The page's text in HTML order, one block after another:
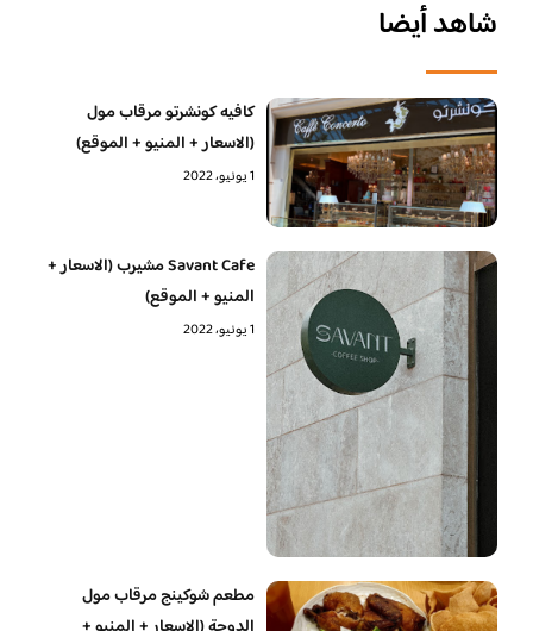
شاهد أيضا
كافيه كونشرتو مرقاب مول
(الاسعار + المنيو + الموقع)
1 يونيو، 2022
Savant Cafe مشيرب (الاسعار +
المنيو + الموقع)
1 يونيو، 2022
مطعم شوكينج مرقاب مول